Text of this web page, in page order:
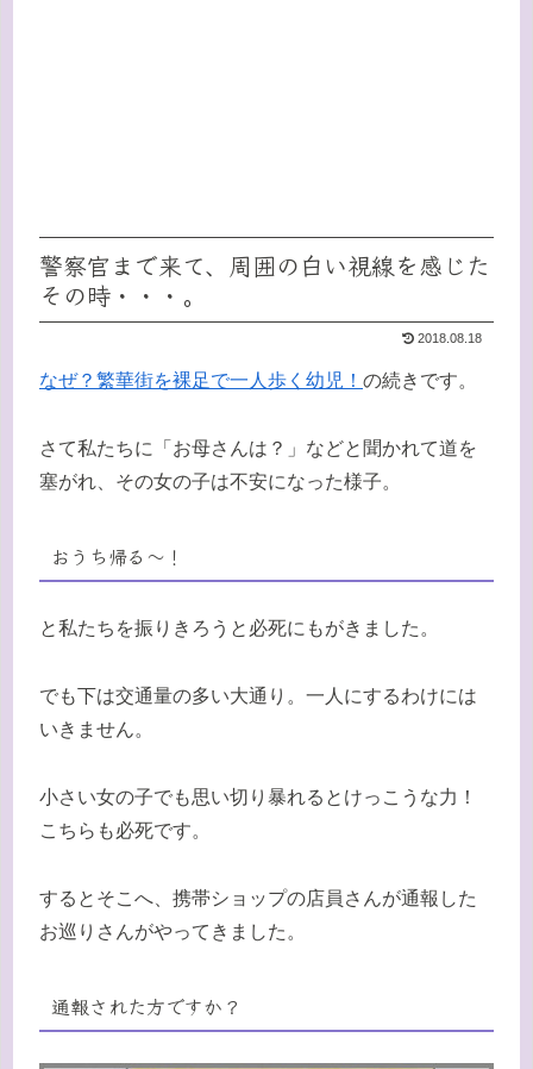
警察官まで来て、周囲の白い視線を感じた
その時・・・。
2018.08.18
なぜ？繁華街を裸足で一人歩く幼児！ の続きです。
さて私たちに「お母さんは？」などと聞かれて道を
塞がれ、その女の子は不安になった様子。
おうち帰る〜！
と私たちを振りきろうと必死にもがきました。
でも下は交通量の多い大通り。一人にするわけには
いきません。
小さい女の子でも思い切り暴れるとけっこうな力！
こちらも必死です。
するとそこへ、携帯ショップの店員さんが通報した
お巡りさんがやってきました。
通報された方ですか？